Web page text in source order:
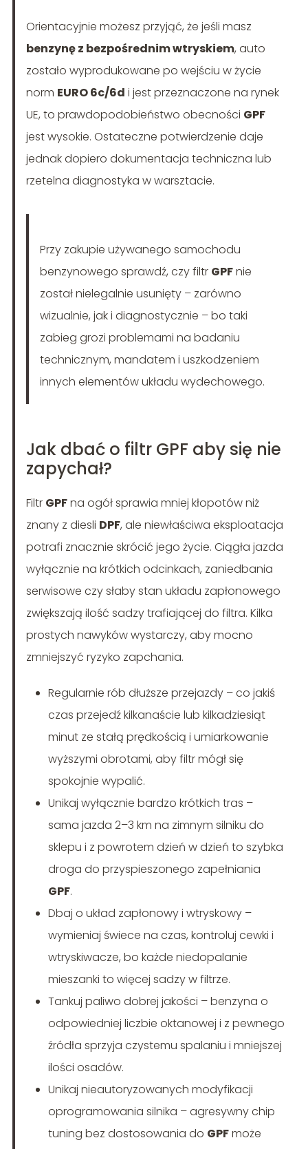
Orientacyjnie możesz przyjąć, że jeśli masz
benzynę z bezpośrednim wtryskiem, auto
zostało wyprodukowane po wejściu w życie
norm EURO 6c/6d i jest przeznaczone na rynek
UE, to prawdopodobieństwo obecności GPF
jest wysokie. Ostateczne potwierdzenie daje
jednak dopiero dokumentacja techniczna lub
rzetelna diagnostyka w warsztacie.
Przy zakupie używanego samochodu
benzynowego sprawdź, czy filtr GPFnie
został nielegalnie usunięty – zarówno
wizualnie, jak i diagnostycznie – bo taki
zabieg grozi problemami na badaniu
technicznym, mandatem i uszkodzeniem
innych elementów układu wydechowego.
Jak dbać o filtr GPF aby się nie
zapychał?
Filtr GPFna ogół sprawia mniej kłopotów niż
znany z diesli DPF, ale niewłaściwa eksploatacja
potrafi znacznie skrócić jego życie. Ciągła jazda
wyłącznie na krótkich odcinkach, zaniedbania
serwisowe czy słaby stan układu zapłonowego
zwiększają ilość sadzy trafiającej do filtra. Kilka
prostych nawyków wystarczy, aby mocno
zmniejszyć ryzyko zapchania.
Regularnie rób dłuższe przejazdy – co jakiś
czas przejedź kilkanaście lub kilkadziesiąt
minut ze stałą prędkością i umiarkowanie
wyższymi obrotami, aby filtr mógł się
spokojnie wypalić.
Unikaj wyłącznie bardzo krótkich tras –
sama jazda 2–3 km na zimnym silniku do
sklepu i z powrotem dzień w dzień to szybka
droga do przyspieszonego zapełniania
GPF.
Dbaj o układ zapłonowy i wtryskowy –
wymieniaj świece na czas, kontroluj cewki i
wtryskiwacze, bo każde niedopalanie
mieszanki to więcej sadzy w filtrze.
Tankuj paliwo dobrej jakości – benzyna o
odpowiedniej liczbie oktanowej i z pewnego
źródła sprzyja czystemu spalaniu i mniejszej
ilości osadów.
Unikaj nieautoryzowanych modyfikacji
oprogramowania silnika – agresywny chip
tuning bez dostosowania do GPFmoże